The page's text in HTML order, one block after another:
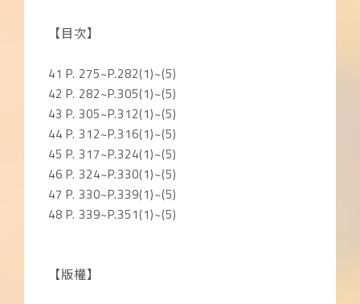
【目次】
41 P. 275~P.282(1)~(5)
42 P. 282~P.305(1)~(5)
43 P. 305~P.312(1)~(5)
44 P. 312~P.316(1)~(5)
45 P. 317~P.324(1)~(5)
46 P. 324~P.330(1)~(5)
47 P. 330~P.339(1)~(5)
48 P. 339~P.351(1)~(5)
【版權】